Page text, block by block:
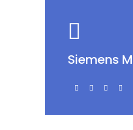
Siemens